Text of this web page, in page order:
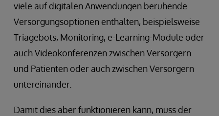
viele auf digitalen Anwendungen beruhende
Versorgungsoptionen enthalten, beispielsweise
Triagebots, Monitoring, e-Learning-Module oder
auch Videokonferenzen zwischen Versorgern
und Patienten oder auch zwischen Versorgern
untereinander.
Damit dies aber funktionieren kann, muss der